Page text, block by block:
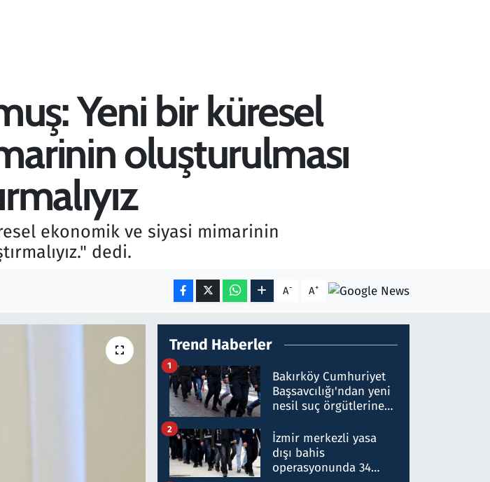
Yeni bir küresel
oluşturulması
ekonomik ve siyasi mimarinin
dedi.
A- A+
Trend Haberler
Bakırköy Cumhuriyet
Başsavcılığı'ndan yeni
nesil suç örgütlerine
hakkında gözaltı kararı
1
İzmir merkezli yasa
dışı bahis
operasyonunda 34
2